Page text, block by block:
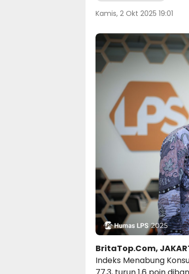
Kamis, 2 Okt 2025 19:01
BritaTop.Com,
Indeks Menabung